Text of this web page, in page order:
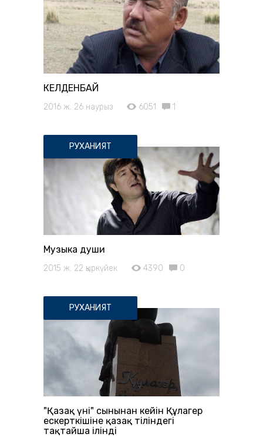
КЕЛДЕНБАЙ
2016 ж. 26 наурыз 6051 1
РУХАНИЯТ
Музыка души
2015 ж. 22 қыркүйек 4390 0
РУХАНИЯТ
"Қазақ үні" сынынан кейін Құлагер
ескерткішіне қазақ тіліндегі
тақтайша ілінді